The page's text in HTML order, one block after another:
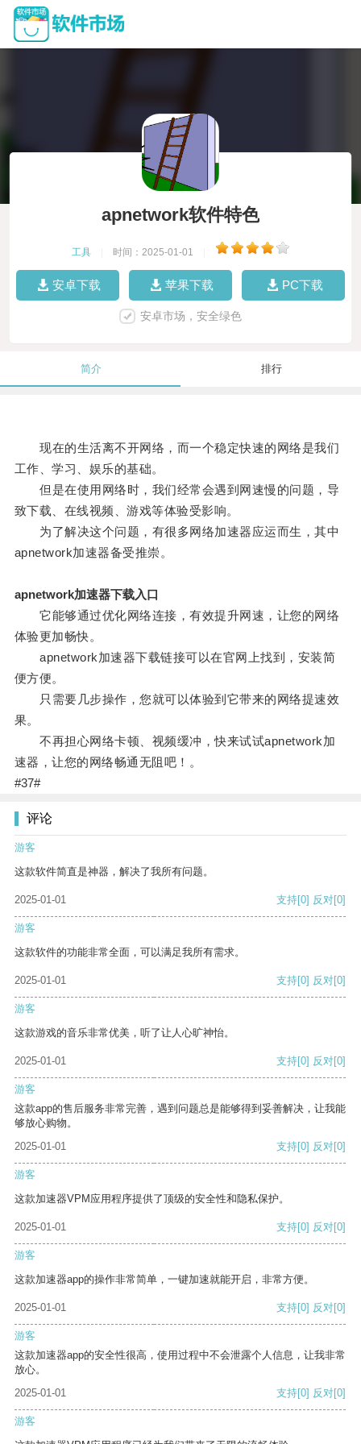
apnetwork软件特色
工具 时间：2025-01-01
安卓下载 苹果下载 PC下载
安卓市场，安全绿色
简介 排行
现在的生活离不开网络，而一个稳定快速的网络是我们
工作、学习、娱乐的基础。
但是在使用网络时，我们经常会遇到网速慢的问题，导
致下载、在线视频、游戏等体验受影响。
为了解决这个问题，有很多网络加速器应运而生，其中
apnetwork加速器备受推崇。
apnetwork加速器下载入口
它能够通过优化网络连接，有效提升网速，让您的网络
体验更加畅快。
apnetwork加速器下载链接可以在官网上找到，安装简
便方便。
只需要几步操作，您就可以体验到它带来的网络提速效
果。
不再担心网络卡顿、视频缓冲，快来试试apnetwork加
速器，让您的网络畅通无阻吧！。
#37#
评论
游客
这款软件简直是神器，解决了我所有问题。
2025-01-01 支持[0] 反对[0]
游客
这款软件的功能非常全面，可以满足我所有需求。
2025-01-01 支持[0] 反对[0]
游客
这款游戏的音乐非常优美，听了让人心旷神怡。
2025-01-01 支持[0] 反对[0]
游客
这款app的售后服务非常完善，遇到问题总是能够得到妥善解决，让我能
够放心购物。
2025-01-01
支持[0] 反对[0]
游客
这款加速器VPM应用程序提供了顶级的安全性和隐私保护。
2025-01-01 支持[0] 反对[0]
游客
这款加速器app的操作非常简单，一键加速就能开启，非常方便。
2025-01-01 支持[0] 反对[0]
游客
这款加速器app的安全性很高，使用过程中不会泄露个人信息，让我非常
放心。
2025-01-01
支持[0] 反对[0]
游客